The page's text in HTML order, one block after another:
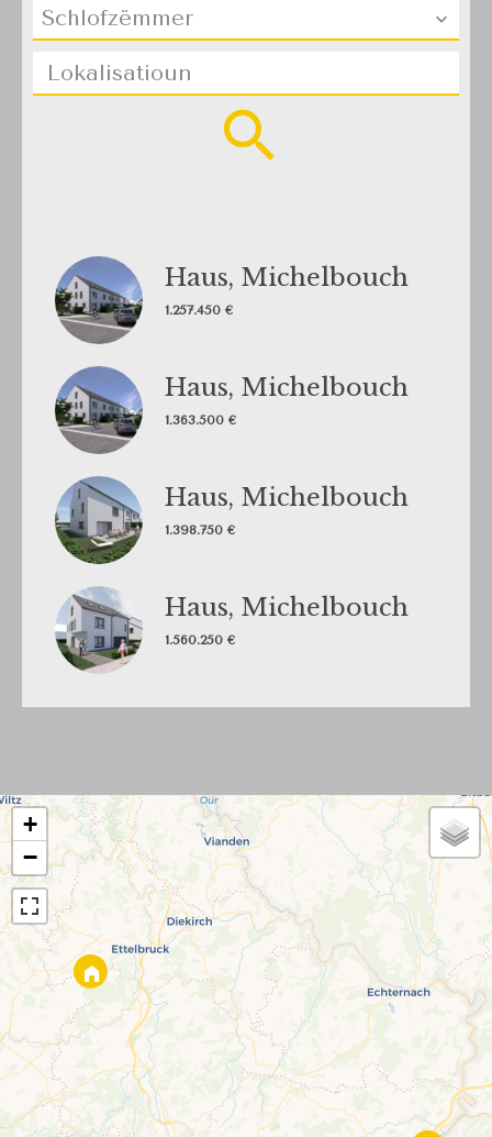
Schlofzëmmer
Lokalisatioun
Haus, Michelbouch
1.257.450 €
Haus, Michelbouch
1.363.500 €
Haus, Michelbouch
1.398.750 €
Haus, Michelbouch
1.560.250 €
+
−